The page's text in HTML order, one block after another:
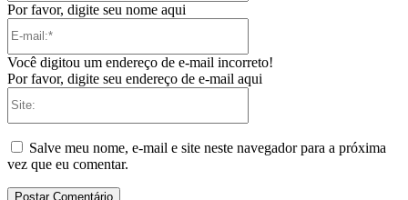
Por favor, digite seu nome aqui
Você digitou um endereço de e-mail incorreto!
Por favor, digite seu endereço de e-mail aqui
Salve meu nome, e-mail e site neste navegador para a próxima
vez que eu comentar.